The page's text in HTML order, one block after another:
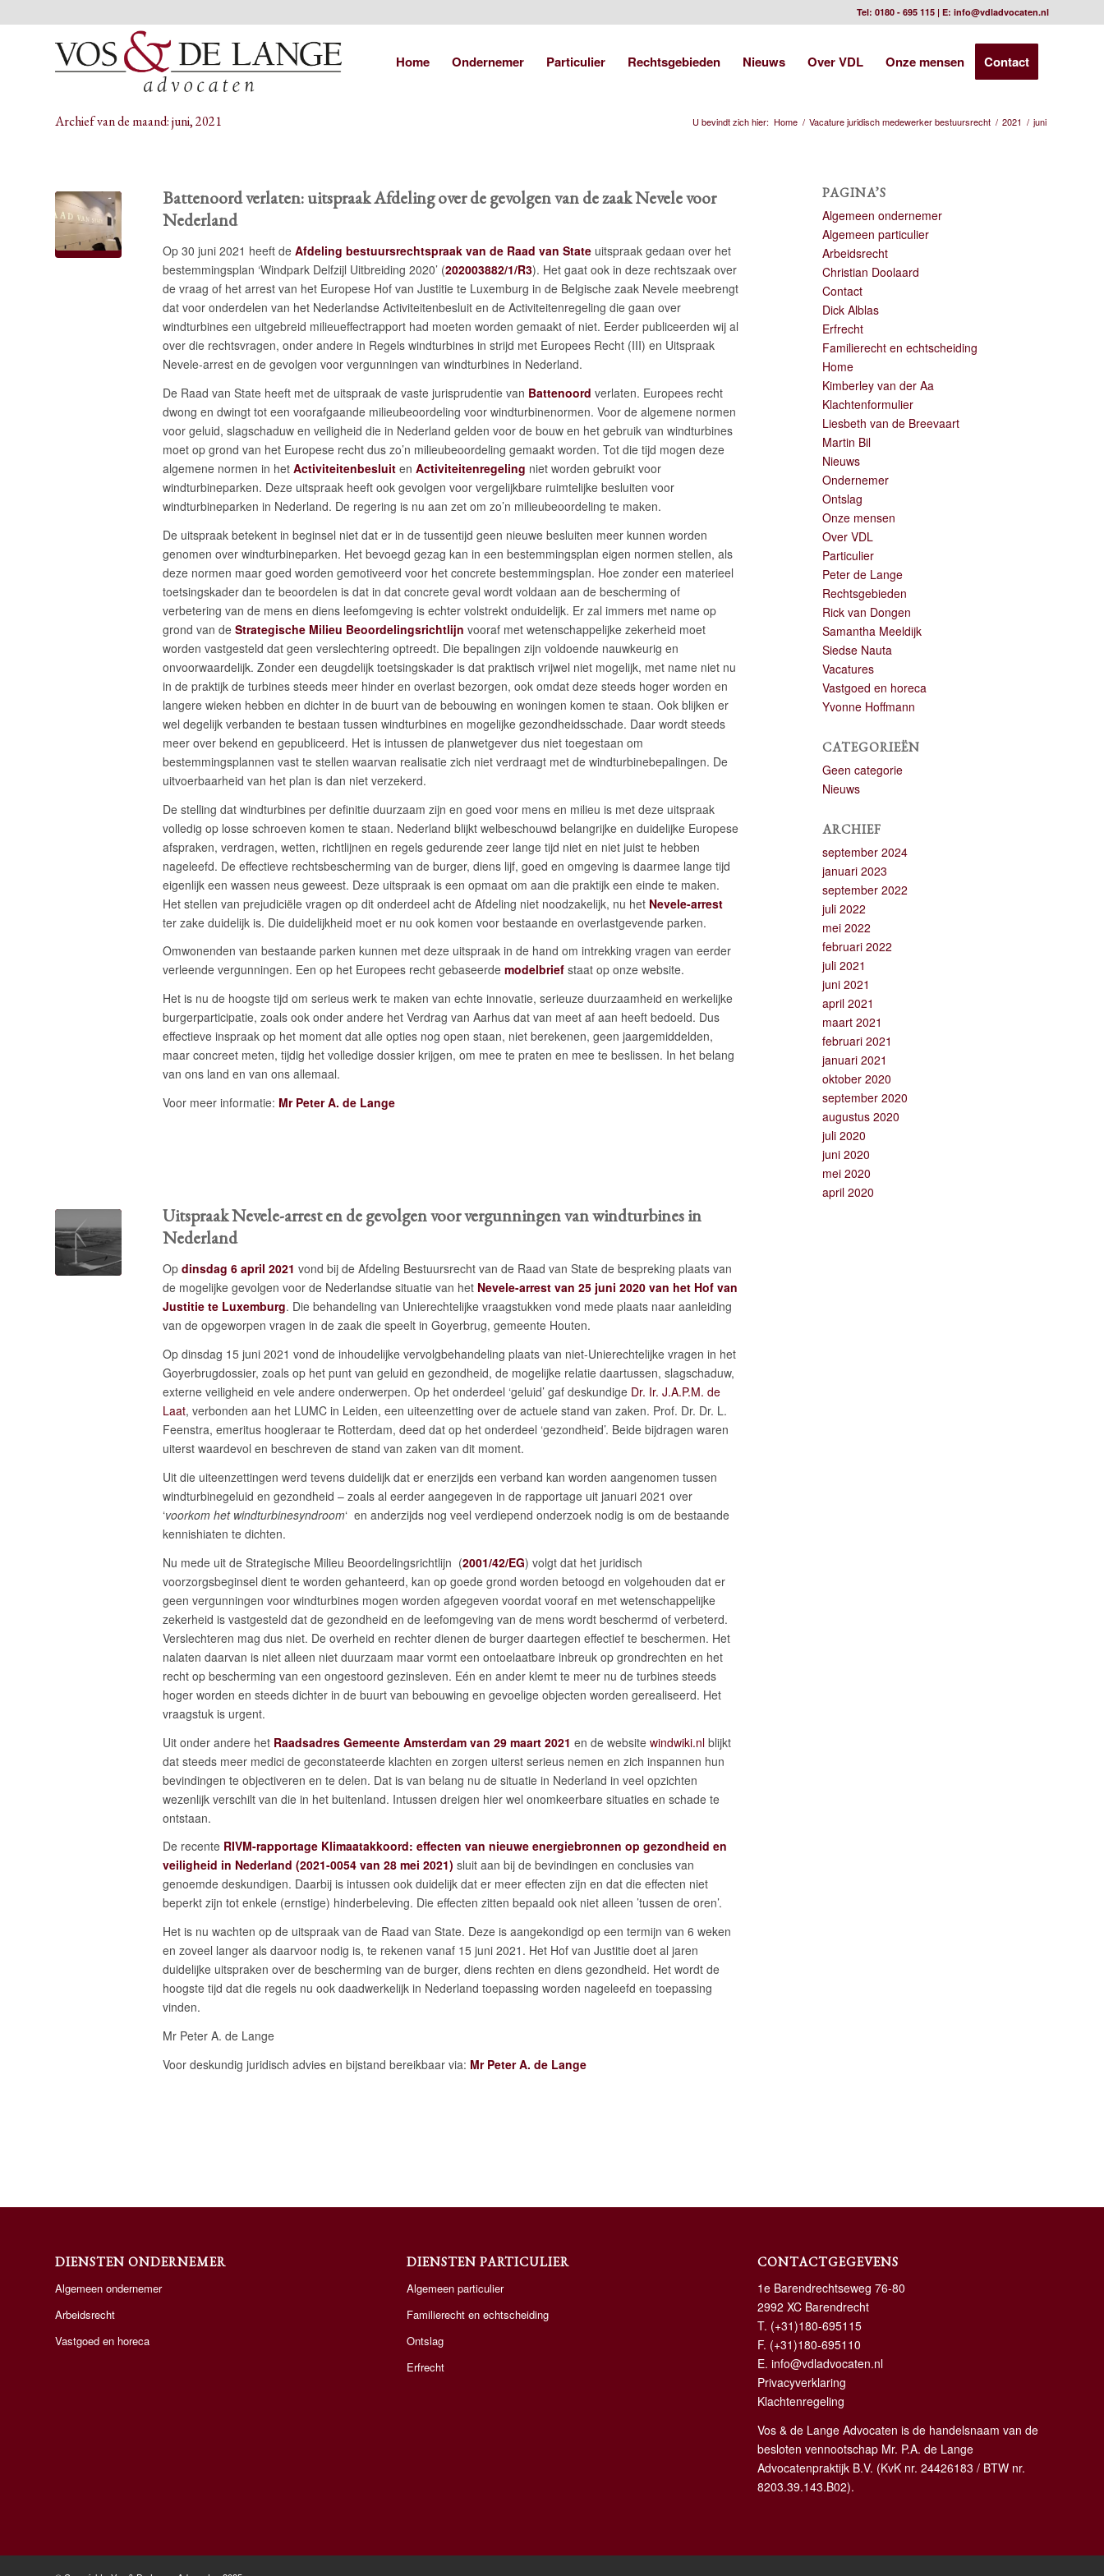
Tel: 0180 - 695 115 | E: info@vdladvocaten.nl
Home Ondernemer Particulier Rechtsgebieden Nieuws Over VDL Onze mensen Contact
Archief van de maand: juni, 2021 U bevindt zich hier: Home / Vacature juridisch medewerker bestuursrecht / 2021 / juni
Battenoord verlaten: uitspraak Afdeling over de gevolgen van de zaak Nevele voor
Nederland
Op 30 juni 2021 heeft de Afdeling bestuursrechtspraak van de Raad van State uitspraak gedaan over het
bestemmingsplan ‘Windpark Delfzijl Uitbreiding 2020’ (202003882/1/R3). Het gaat ook in deze rechtszaak over
de vraag of het arrest van het Europese Hof van Justitie te Luxemburg in de Belgische zaak Nevele meebrengt
dat voor onderdelen van het Nederlandse Activiteitenbesluit en de Activiteitenregeling die gaan over
windturbines een uitgebreid milieueffectrapport had moeten worden gemaakt of niet. Eerder publiceerden wij al
over die rechtsvragen, onder andere in Regels windturbines in strijd met Europees Recht (III) en Uitspraak
Nevele-arrest en de gevolgen voor vergunningen van windturbines in Nederland.
De Raad van State heeft met de uitspraak de vaste jurisprudentie van Battenoord verlaten. Europees recht
dwong en dwingt tot een voorafgaande milieubeoordeling voor windturbinenormen. Voor de algemene normen
voor geluid, slagschaduw en veiligheid die in Nederland gelden voor de bouw en het gebruik van windturbines
moet op grond van het Europese recht dus zo’n milieubeoordeling gemaakt worden. Tot die tijd mogen deze
algemene normen in het Activiteitenbesluit en Activiteitenregeling niet worden gebruikt voor
windturbineparken. Deze uitspraak heeft ook gevolgen voor vergelijkbare ruimtelijke besluiten voor
windturbineparken in Nederland. De regering is nu aan zet om zo’n milieubeoordeling te maken.
De uitspraak betekent in beginsel niet dat er in de tussentijd geen nieuwe besluiten meer kunnen worden
genomen over windturbineparken. Het bevoegd gezag kan in een bestemmingsplan eigen normen stellen, als
deze normen maar goed worden gemotiveerd voor het concrete bestemmingsplan. Hoe zonder een materieel
toetsingskader dan te beoordelen is dat in dat concrete geval wordt voldaan aan de bescherming of
verbetering van de mens en diens leefomgeving is echter volstrekt onduidelijk. Er zal immers met name op
grond van de Strategische Milieu Beoordelingsrichtlijn vooraf met wetenschappelijke zekerheid moet
worden vastgesteld dat geen verslechtering optreedt. Die bepalingen zijn voldoende nauwkeurig en
onvoorwaardelijk. Zonder een deugdelijk toetsingskader is dat praktisch vrijwel niet mogelijk, met name niet nu
in de praktijk de turbines steeds meer hinder en overlast bezorgen, ook omdat deze steeds hoger worden en
langere wieken hebben en dichter in de buurt van de bebouwing en woningen komen te staan. Ook blijken er
wel degelijk verbanden te bestaan tussen windturbines en mogelijke gezondheidsschade. Daar wordt steeds
meer over bekend en gepubliceerd. Het is intussen de planwetgever dus niet toegestaan om
bestemmingsplannen vast te stellen waarvan realisatie zich niet verdraagt met de windturbinebepalingen. De
uitvoerbaarheid van het plan is dan niet verzekerd.
De stelling dat windturbines per definitie duurzaam zijn en goed voor mens en milieu is met deze uitspraak
volledig op losse schroeven komen te staan. Nederland blijkt welbeschouwd belangrijke en duidelijke Europese
afspraken, verdragen, wetten, richtlijnen en regels gedurende zeer lange tijd niet en niet juist te hebben
nageleefd. De effectieve rechtsbescherming van de burger, diens lijf, goed en omgeving is daarmee lange tijd
eigenlijk een wassen neus geweest. Deze uitspraak is een opmaat om aan die praktijk een einde te maken.
Het stellen van prejudiciële vragen op dit onderdeel acht de Afdeling niet noodzakelijk, nu het Nevele-arrest
ter zake duidelijk is. Die duidelijkheid moet er nu ook komen voor bestaande en overlastgevende parken.
Omwonenden van bestaande parken kunnen met deze uitspraak in de hand om intrekking vragen van eerder
verleende vergunningen. Een op het Europees recht gebaseerde modelbrief staat op onze website.
Het is nu de hoogste tijd om serieus werk te maken van echte innovatie, serieuze duurzaamheid en werkelijke
burgerparticipatie, zoals ook onder andere het Verdrag van Aarhus dat van meet af aan heeft bedoeld. Dus
effectieve inspraak op het moment dat alle opties nog open staan, niet berekenen, geen jaargemiddelden,
maar concreet meten, tijdig het volledige dossier krijgen, om mee te praten en mee te beslissen. In het belang
van ons land en van ons allemaal.
Voor meer informatie: Mr Peter A. de Lange
Uitspraak Nevele-arrest en de gevolgen voor vergunningen van windturbines in
Nederland
Op dinsdag 6 april 2021 vond bij de Afdeling Bestuursrecht van de Raad van State de bespreking plaats van
de mogelijke gevolgen voor de Nederlandse situatie van het Nevele-arrest van 25 juni 2020 van het Hof van
Justitie te Luxemburg. Die behandeling van Unierechtelijke vraagstukken vond mede plaats naar aanleiding
van de opgeworpen vragen in de zaak die speelt in Goyerbrug, gemeente Houten.
Op dinsdag 15 juni 2021 vond de inhoudelijke vervolgbehandeling plaats van niet-Unierechtelijke vragen in het
Goyerbrugdossier, zoals op het punt van geluid en gezondheid, de mogelijke relatie daartussen, slagschaduw,
externe veiligheid en vele andere onderwerpen. Op het onderdeel ‘geluid’ gaf deskundige Dr. Ir. J.A.P.M. de
Laat, verbonden aan het LUMC in Leiden, een uiteenzetting over de actuele stand van zaken. Prof. Dr. Dr. L.
Feenstra, emeritus hoogleraar te Rotterdam, deed dat op het onderdeel ‘gezondheid’. Beide bijdragen waren
uiterst waardevol en beschreven de stand van zaken van dit moment.
Uit die uiteenzettingen werd tevens duidelijk dat er enerzijds een verband kan worden aangenomen tussen
windturbinegeluid en gezondheid – zoals al eerder aangegeven in de rapportage uit januari 2021 over
‘voorkom het windturbinesyndroom‘ en anderzijds nog veel verdiepend onderzoek nodig is om de bestaande
kennishiaten te dichten.
Nu mede uit de Strategische Milieu Beoordelingsrichtlijn (2001/42/EG) volgt dat het juridisch
voorzorgsbeginsel dient te worden gehanteerd, kan op goede grond worden betoogd en volgehouden dat er
geen vergunningen voor windturbines mogen worden afgegeven voordat vooraf en met wetenschappelijke
zekerheid is vastgesteld dat de gezondheid en de leefomgeving van de mens wordt beschermd of verbeterd.
Verslechteren mag dus niet. De overheid en rechter dienen de burger daartegen effectief te beschermen. Het
nalaten daarvan is niet alleen niet duurzaam maar vormt een ontoelaatbare inbreuk op grondrechten en het
recht op bescherming van een ongestoord gezinsleven. Eén en ander klemt te meer nu de turbines steeds
hoger worden en steeds dichter in de buurt van bebouwing en gevoelige objecten worden gerealiseerd. Het
vraagstuk is urgent.
Uit onder andere het Raadsadres Gemeente Amsterdam van 29 maart 2021 en de website windwiki.nl blijkt
dat steeds meer medici de geconstateerde klachten en zorgen uiterst serieus nemen en zich inspannen hun
bevindingen te objectiveren en te delen. Dat is van belang nu de situatie in Nederland in veel opzichten
wezenlijk verschilt van die in het buitenland. Intussen dreigen hier wel onomkeerbare situaties en schade te
ontstaan.
De recente RIVM-rapportage Klimaatakkoord: effecten van nieuwe energiebronnen op gezondheid en
veiligheid in Nederland (2021-0054 van 28 mei 2021) sluit aan bij de bevindingen en conclusies van
genoemde deskundigen. Daarbij is intussen ook duidelijk dat er meer effecten zijn en dat die effecten niet
beperkt zijn tot enkele (ernstige) hinderbeleving. Die effecten zitten bepaald ook niet alleen ’tussen de oren’.
Het is nu wachten op de uitspraak van de Raad van State. Deze is aangekondigd op een termijn van 6 weken
en zoveel langer als daarvoor nodig is, te rekenen vanaf 15 juni 2021. Het Hof van Justitie doet al jaren
duidelijke uitspraken over de bescherming van de burger, diens rechten en diens gezondheid. Het wordt de
hoogste tijd dat die regels nu ook daadwerkelijk in Nederland toepassing worden nageleefd en toepassing
vinden.
Mr Peter A. de Lange
Voor deskundig juridisch advies en bijstand bereikbaar via: Mr Peter A. de Lange
PAGINA’S
Algemeen ondernemer
Algemeen particulier
Arbeidsrecht
Christian Doolaard
Contact
Dick Alblas
Erfrecht
Familierecht en echtscheiding
Home
Kimberley van der Aa
Klachtenformulier
Liesbeth van de Breevaart
Martin Bil
Nieuws
Ondernemer
Ontslag
Onze mensen
Over VDL
Particulier
Peter de Lange
Rechtsgebieden
Rick van Dongen
Samantha Meeldijk
Siedse Nauta
Vacatures
Vastgoed en horeca
Yvonne Hoffmann
CATEGORIEËN
Geen categorie
Nieuws
ARCHIEF
september 2024
januari 2023
september 2022
juli 2022
mei 2022
februari 2022
juli 2021
juni 2021
april 2021
maart 2021
februari 2021
januari 2021
oktober 2020
september 2020
augustus 2020
juli 2020
juni 2020
mei 2020
april 2020
DIENSTEN ONDERNEMER
Algemeen ondernemer
Arbeidsrecht
Vastgoed en horeca
DIENSTEN PARTICULIER
Algemeen particulier
Familierecht en echtscheiding
Ontslag
Erfrecht
CONTACTGEGEVENS
1e Barendrechtseweg 76-80
2992 XC Barendrecht
T. (+31)180-695115
F. (+31)180-695110
E. info@vdladvocaten.nl
Privacyverklaring
Klachtenregeling
Vos & de Lange Advocaten is de handelsnaam van de
besloten vennootschap Mr. P.A. de Lange
Advocatenpraktijk B.V. (KvK nr. 24426183 / BTW nr.
8203.39.143.B02).